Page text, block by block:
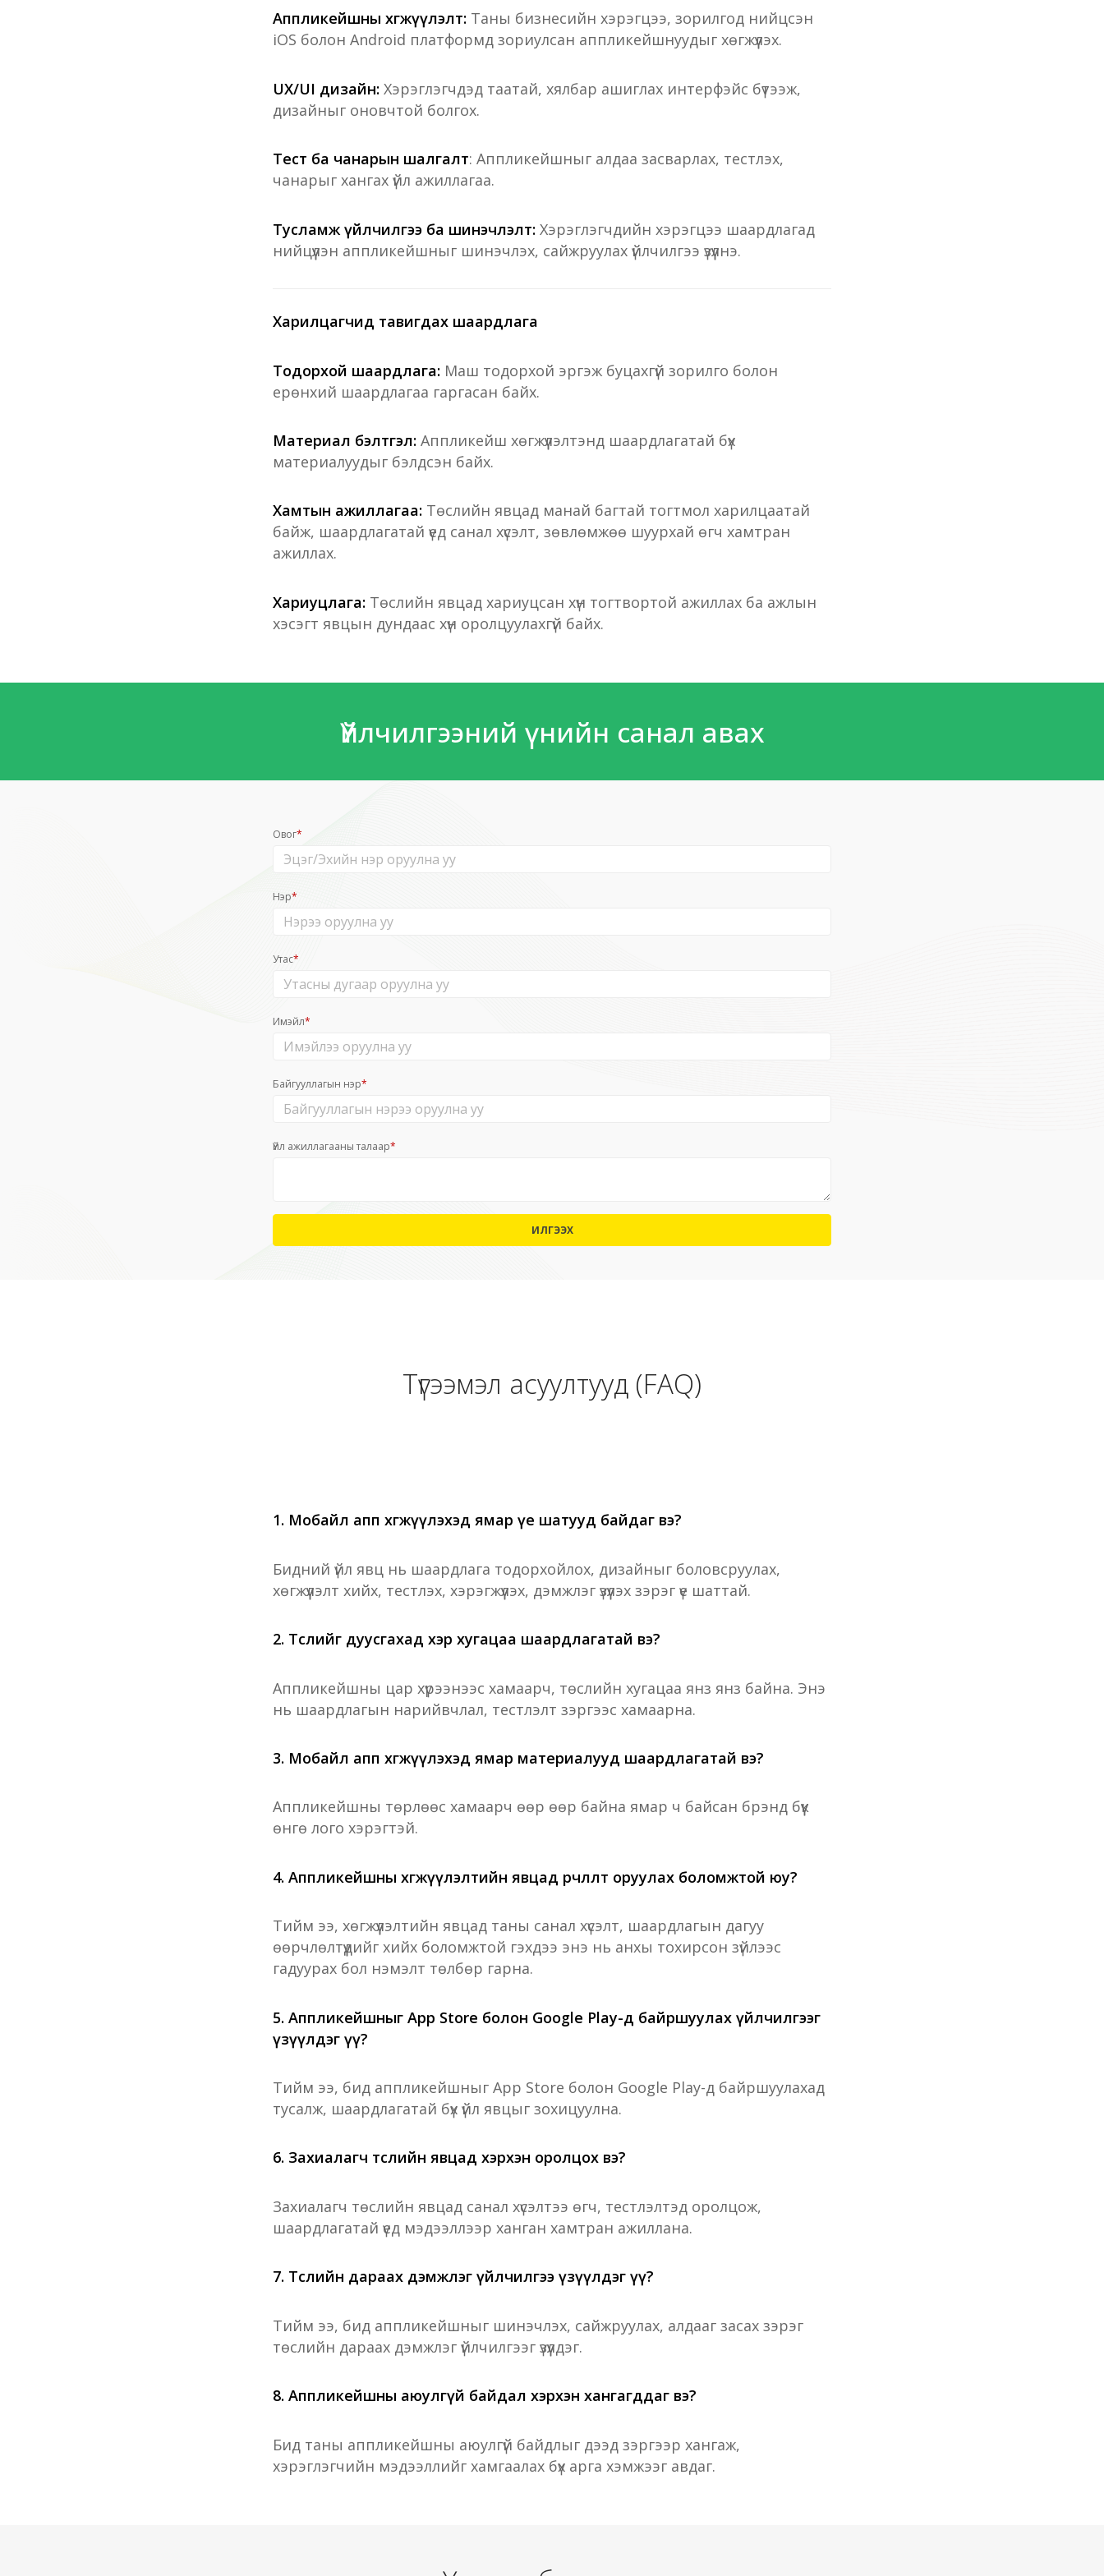
Аппликейшны хөгжүүлэлт: Таны бизнесийн хэрэгцээ, зорилгод нийцсэн
iOS болон Android платформд зориулсан аппликейшнуудыг хөгжүүлэх.
UX/UI дизайн: Хэрэглэгчдэд таатай, хялбар ашиглах интерфэйс бүтээж,
дизайныг оновчтой болгох.
Тест ба чанарын шалгалт: Аппликейшныг алдаа засварлах, тестлэх,
чанарыг хангах үйл ажиллагаа.
Тусламж үйлчилгээ ба шинэчлэлт: Хэрэглэгчдийн хэрэгцээ шаардлагад
нийцүүлэн аппликейшныг шинэчлэх, сайжруулах үйлчилгээ үзүүлнэ.
Харилцагчид тавигдах шаардлага
Тодорхой шаардлага: Маш тодорхой эргэж буцахгүй зорилго болон
ерөнхий шаардлагаа гаргасан байх.
Материал бэлтгэл: Аппликейш хөгжүүлэлтэнд шаардлагатай бүх
материалуудыг бэлдсэн байх.
Хамтын ажиллагаа: Төслийн явцад манай багтай тогтмол харилцаатай
байж, шаардлагатай үед санал хүсэлт, зөвлөмжөө шуурхай өгч хамтран
ажиллах.
Хариуцлага: Төслийн явцад хариуцсан хүн тогтвортой ажиллах ба ажлын
хэсэгт явцын дундаас хүн оролцуулахгүй байх.
Үйлчилгээний үнийн санал авах
Овог*
Нэр*
Утас*
Имэйл*
Байгууллагын нэр*
Үйл ажиллагааны талаар*
ИЛГЭЭХ
Түгээмэл асуултууд (FAQ)
1. Мобайл апп хөгжүүлэхэд ямар үе шатууд байдаг вэ?
Бидний үйл явц нь шаардлага тодорхойлох, дизайныг боловсруулах,
хөгжүүлэлт хийх, тестлэх, хэрэгжүүлэх, дэмжлэг үзүүлэх зэрэг үе шаттай.
2. Төслийг дуусгахад хэр хугацаа шаардлагатай вэ?
Аппликейшны цар хүрээнээс хамаарч, төслийн хугацаа янз янз байна. Энэ
нь шаардлагын нарийвчлал, тестлэлт зэргээс хамаарна.
3. Мобайл апп хөгжүүлэхэд ямар материалууд шаардлагатай вэ?
Аппликейшны төрлөөс хамаарч өөр өөр байна ямар ч байсан брэнд бүүк
өнгө лого хэрэгтэй.
4. Аппликейшны хөгжүүлэлтийн явцад өөрчлөлт оруулах боломжтой юу?
Тийм ээ, хөгжүүлэлтийн явцад таны санал хүсэлт, шаардлагын дагуу
өөрчлөлтүүдийг хийх боломжтой гэхдээ энэ нь анхы тохирсон зүйлээс
гадуурах бол нэмэлт төлбөр гарна.
5. Аппликейшныг App Store болон Google Play-д байршуулах үйлчилгээг
үзүүлдэг үү?
Тийм ээ, бид аппликейшныг App Store болон Google Play-д байршуулахад
тусалж, шаардлагатай бүх үйл явцыг зохицуулна.
6. Захиалагч төслийн явцад хэрхэн оролцох вэ?
Захиалагч төслийн явцад санал хүсэлтээ өгч, тестлэлтэд оролцож,
шаардлагатай үед мэдээллээр ханган хамтран ажиллана.
7. Төслийн дараах дэмжлэг үйлчилгээ үзүүлдэг үү?
Тийм ээ, бид аппликейшныг шинэчлэх, сайжруулах, алдааг засах зэрэг
төслийн дараах дэмжлэг үйлчилгээг үзүүлдэг.
8. Аппликейшны аюулгүй байдал хэрхэн хангагддаг вэ?
Бид таны аппликейшны аюулгүй байдлыг дээд зэргээр хангаж,
хэрэглэгчийн мэдээллийг хамгаалах бүх арга хэмжээг авдаг.